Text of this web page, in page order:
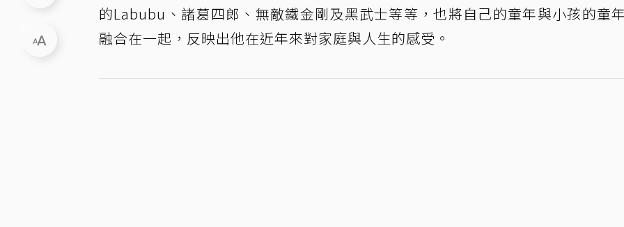
的Labubu、諸葛四郎、無敵鐵金剛及黑武士等等，也將自己的童年與小孩的童
融合在一起，反映出他在近年來對家庭與人生的感受。